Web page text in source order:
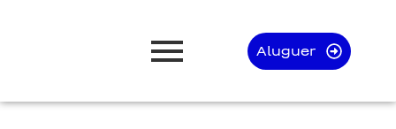
Aluguer